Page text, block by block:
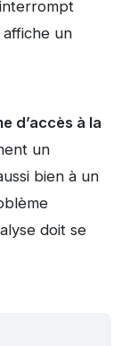
un
d’accès à la
un
bien à un
doit se